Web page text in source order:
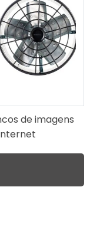
de imagens